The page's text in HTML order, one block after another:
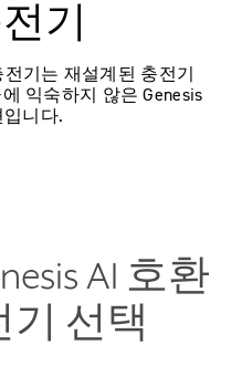
기
기는 재설계된 충전기
익숙하지 않은 Genesis
니다.
AI 호환
기 선택